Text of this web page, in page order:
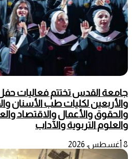
جامعة القدس تختتم فعاليات
والأربعين لكليات طب الأسنان
والحقوق والأعمال والاقتصاد
والعلوم التربوية والآداب
8 أغسطس، 2026